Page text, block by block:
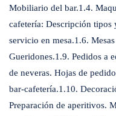
Mobiliario del bar.1.4.
cafetería: Descripción
servicio en mesa.1.6.
Gueridones.1.9. Pedidos a
de neveras. Hojas de
bar-cafetería.1.10.
Preparación de aperitivos.